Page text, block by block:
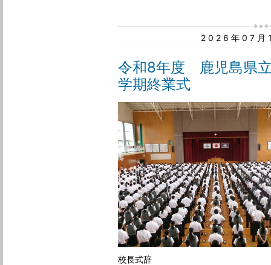
2026年07月
令和8年度 鹿児島県
学期終業式
校長式辞